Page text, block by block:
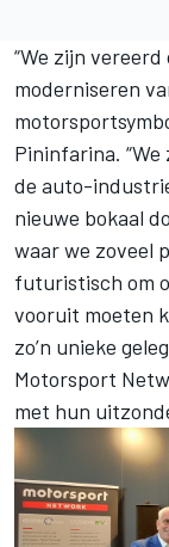
“We zijn
moderniseren
Pininfarina.
de auto-
nieuwe bokaal
waar we zoveel
futuristisch om
vooruit moeten
zo’n unieke
Motorsport
met hun